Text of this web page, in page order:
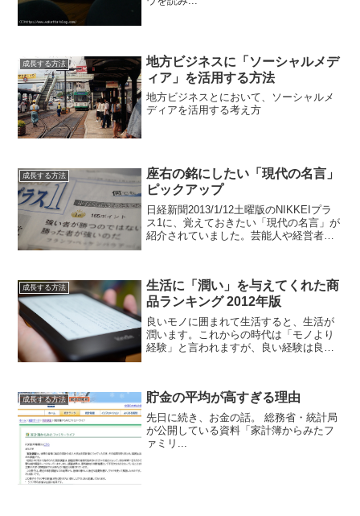
成長する方法
地方ビジネスに「ソーシャルメデ
ィア」を活用する方法
地方ビジネスとにおいて、ソーシャルメ
ディアを活用する考え方
成長する方法
座右の銘にしたい「現代の名言」
ピックアップ
日経新聞2013/1/12土曜版のNIKKEIプラ
ス1に、覚えておきたい「現代の名言」が
紹介されていました。芸能人や経営者、
成長する方法
生活に「潤い」を与えてくれた商
品ランキング 2012年版
良いモノに囲まれて生活すると、生活が
潤います。これからの時代は「モノより
経験」と言われますが、良い経験は良い
年2011年に引き続き、...
成長する方法 貯金の平均が高すぎる理由
先日に続き、お金の話。 総務省・統計局
が公開している資料「家計簿からみたフ
ァミリ...